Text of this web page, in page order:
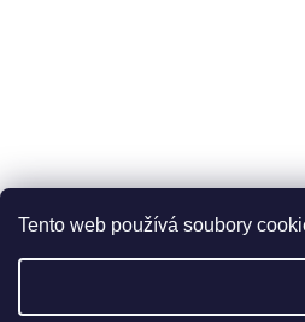
Tento web používá soubory